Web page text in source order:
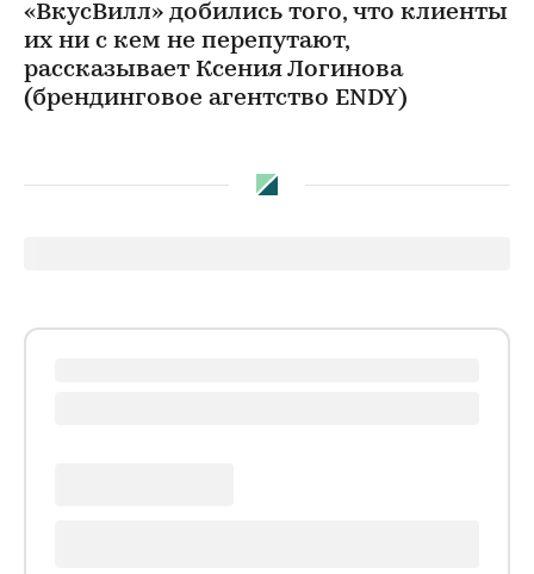
«ВкусВилл» добились того, что клиенты
их ни с кем не перепутают,
рассказывает Ксения Логинова
(брендинговое агентство ENDY)